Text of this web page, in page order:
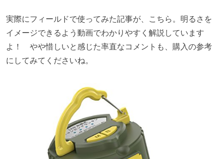
実際にフィールドで使ってみた記事が、こちら。明るさを
イメージできるよう動画でわかりやすく解説しています
よ！ やや惜しいと感じた率直なコメントも、購入の参考
にしてみてくださいね。